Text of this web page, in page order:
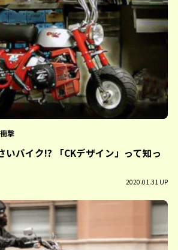
衝撃
いバイク!? 「CKデザイン」って知っ
2020.01.31 UP